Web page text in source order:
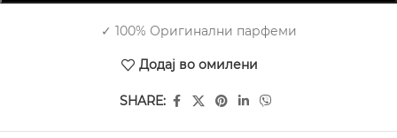
✓ 100% Оригинални парфеми
Додај во омилени
SHARE: